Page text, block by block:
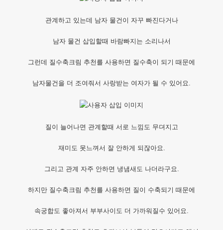
관계하고 있는데 남자 물건이 자꾸 빠진다거나
남자 물건 삽입할때 바람빠지는 소리나서
그런데 질수축크림 추천를 사용하면 질수축이 되기 때문에
남자물건을 더 조여줘서 사랑받는 여자가 될 수 있어요.
질이 늘어나면 관계할때 서로 느낌도 무뎌지고
재미도 못느껴서 잘 안하게 되잖아요.
그리고 관계 자주 안하면 냉냄새도 나더라구요.
하지만 질수축크림 추천를 사용하면 질이 수축되기 때문에
속궁합도 좋아져서 부부사이도 더 가까워질수 있어요.